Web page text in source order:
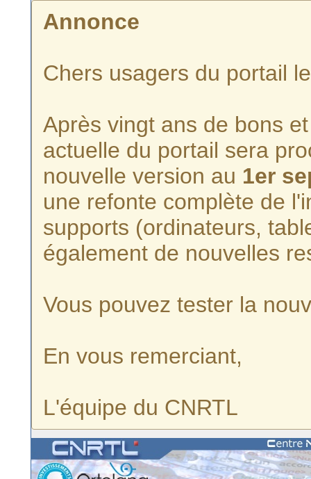
Annonce
Chers usagers du portail
Après vingt ans de bons
actuelle du portail sera
nouvelle version au 1er
une refonte complète de
supports (ordinateurs,
également de nouvelles
Vous pouvez tester la
En vous remerciant,
L'équipe du CNRTL